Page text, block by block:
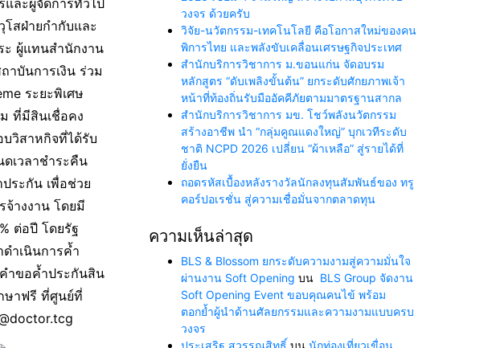
และผู้จัดการทั่วไป
สฝ่ายกำกับและ
ะ ผู้แทนสำนักงาน
าบันการเงิน ร่วม
ระยะพิเศษ
ที่มีสินเชื่อคง
บวิสาหกิจที่ได้รับ
เวลาชำระคืน
ระกัน เพื่อช่วย
างงาน โดยมี
ต่อปี โดยรัฐ
ำเนินการค้ำ
คำขอค้ำประกันสิน
ษาฟรี ที่ศูนย์ที่
วงจร ด้วยครับ
วิจัย-นวัตกรรม-เทคโนโลยี คือโอกาสใหม่ของคน
พิการไทย และพลังขับเคลื่อนเศรษฐกิจประเทศ
สำนักบริการวิชาการ ม.ขอนแก่น จัดอบรม
หลักสูตร “ดับเพลิงขั้นต้น” ยกระดับศักยภาพเจ้า
หน้าที่ท้องถิ่นรับมืออัคคีภัยตามมาตรฐานสากล
สำนักบริการวิชาการ มข. โชว์พลังนวัตกรรม
สร้างอาชีพ นำ “กลุ่มคูณแดงใหญ่” บุกเวทีระดับ
ชาติ NCPD 2026 เปลี่ยน “ผ้าเหลือ” สู่รายได้ที่
ยั่งยืน
ถอดรหัสเบื้องหลังรางวัลนักลงทุนสัมพันธ์ของ ทรู
คอร์ปอเรชั่น สู่ความเชื่อมั่นจากตลาดทุน
ความเห็นล่าสุด
BLS & Blossom ยกระดับความงามสู่ความมั่นใจ
ผ่านงาน Soft Opening บน BLS Group จัดงาน
Soft Opening Event ขอบคุณคนไข้ พร้อม
ตอกย้ำผู้นำด้านศัลยกรรมและความงามแบบครบ
วงจร